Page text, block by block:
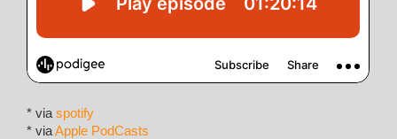
* via spotify
* viaApple PodCasts